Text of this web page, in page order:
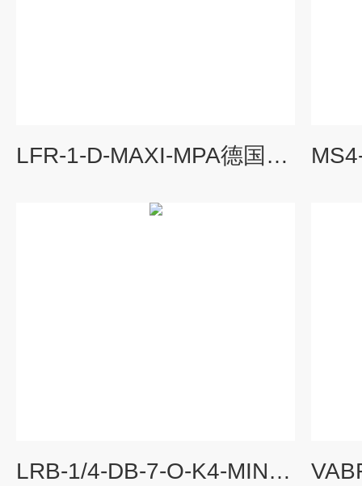
LFR-1-D-MAXI-MPA德国费斯托FESTO过滤减压阀额定值
LRB-1/4-DB-7-O-K4-MINIFESTO减压阀集成安装安装连接尺寸